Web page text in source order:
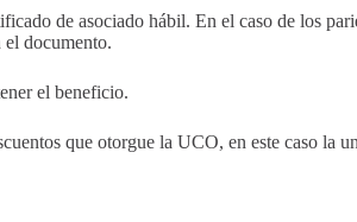
de asociado hábil. En el caso de los
documento.
el beneficio.
que otorgue la UCO, en este caso la